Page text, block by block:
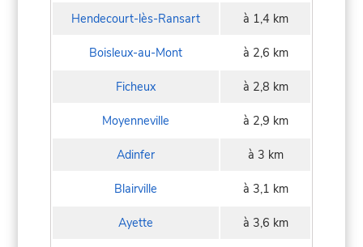
Hendecourt-lès-Ransart à 1,4 km
Boisleux-au-Mont à 2,6 km
Ficheux à 2,8 km
Moyenneville à 2,9 km
Adinfer à 3 km
Blairville à 3,1 km
Ayette à 3,6 km